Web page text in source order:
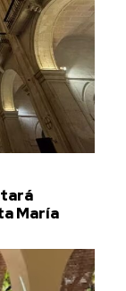
María